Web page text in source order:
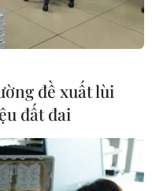
KHÚC THANH
đề xuất lùi
đất đai